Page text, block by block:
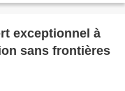
exceptionnel à
sans frontières